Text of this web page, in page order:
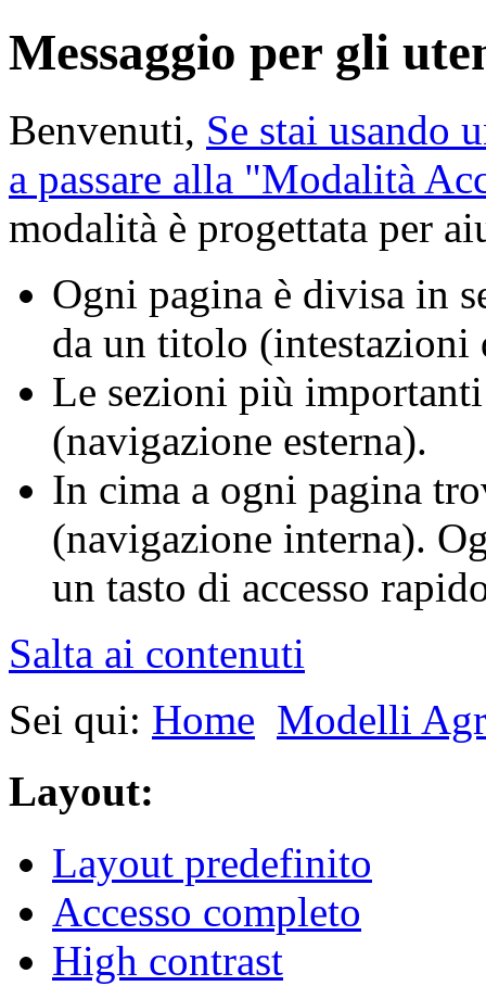
Messaggio per gli
Benvenuti, Se stai usando
a passare alla "Modalità
modalità è progettata per
Ogni pagina è divisa in
da un titolo (intestazioni
Le sezioni più
(navigazione esterna).
In cima a ogni pagina
(navigazione interna).
un tasto di accesso
Salta ai contenuti
Sei qui: Home Modelli
Layout:
Layout predefinito
Accesso completo
High contrast